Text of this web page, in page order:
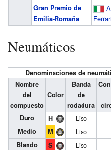
Gran Premio de
Emilia-Romaña
Ferrari
Neumáticos
Denominaciones de
Nombre
del
compuesto
Color
Banda
de
rodadura
Duro H Liso
Medio M Liso
Blando S Liso